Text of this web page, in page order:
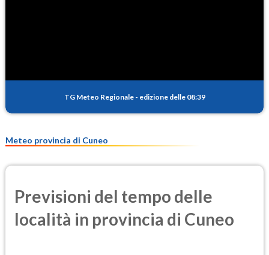
TG Meteo Regionale - edizione delle 08:39
Meteo provincia di Cuneo
Previsioni del tempo delle
località in provincia di Cuneo